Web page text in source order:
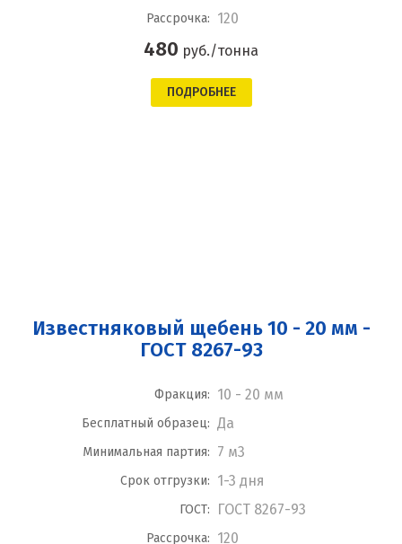
Рассрочка: 120
480 руб./тонна
ПОДРОБНЕЕ
Известняковый щебень 10 - 20 мм -
ГОСТ 8267-93
Фракция: 10 - 20 мм
Бесплатный образец: Да
Минимальная партия: 7 м3
Срок отгрузки: 1-3 дня
ГОСТ: ГОСТ 8267-93
Рассрочка: 120